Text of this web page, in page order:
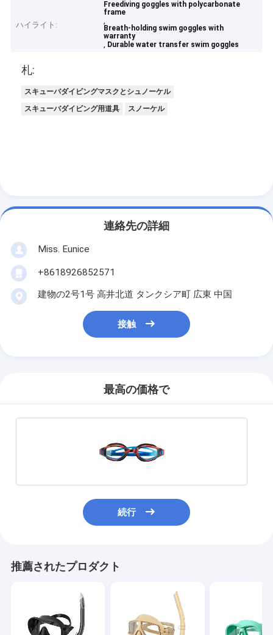
ハイライト:
Freediving goggles with polycarbonate
frame
,
Breath-holding swim goggles with
warranty
, Durable water transfer swim goggles
札:
スキューバダイビングマスクとシュノーケル
スキューバダイビング用道具
スノーケル
連絡先の詳細
Miss. Eunice
+8618926852571
建物の2号1号 高井北道 タンクシア町 広東 中国
接触
最高の価格で
続行
推薦されたプロダクト